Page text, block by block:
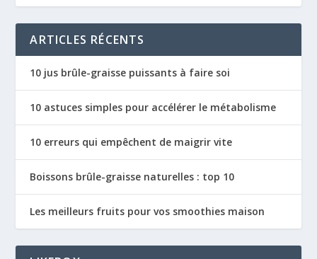
ARTICLES RÉCENTS
10 jus brûle-graisse puissants à faire soi
10 astuces simples pour accélérer le métabolisme
10 erreurs qui empêchent de maigrir vite
Boissons brûle-graisse naturelles : top 10
Les meilleurs fruits pour vos smoothies maison